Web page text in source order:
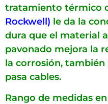
tratamiento térmico
Rockwell) le da la
dura que el material
pavonado mejora la
la corrosión, también
pasa cables.
Rango de medidas